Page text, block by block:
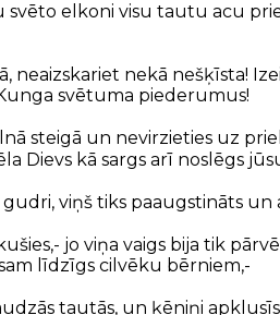
svēto elkoni visu tautu acu
neaizskariet nekā nešķīsta!
svētuma piederumus!
steigā un nevirzieties uz
Dievs kā sargs arī noslēgs
gudri, viņš tiks paaugstināts un
jo viņa vaigs bija tik
līdzīgs cilvēku bērniem,-
tautās, un ķēniņi apklusīs